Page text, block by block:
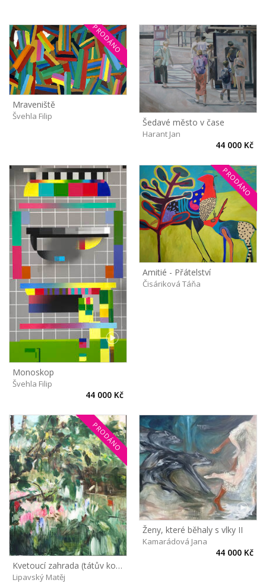
PRODÁNO
Mraveniště
Švehla Filip
Šedavé město v čase
Harant Jan
44 000 Kč
Monoskop
Švehla Filip
44 000 Kč
PRODÁNO
Amitié - Přátelství
Čisáriková Táňa
PRODÁNO
Kvetoucí zahrada (tátův kopec)
Lipavský Matěj
Ženy, které běhaly s vlky II
Kamarádová Jana
44 000 Kč